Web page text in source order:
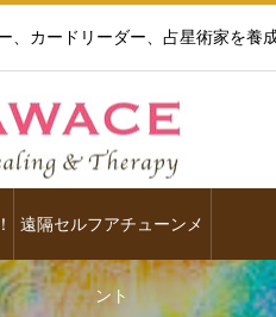
カードリーダー、占星術家を養
遠隔セルフアチューンメ
ント